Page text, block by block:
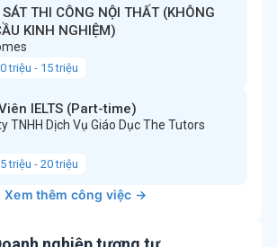
THI CÔNG NỘI THẤT (KHÔNG
KINH NGHIỆM)
triệu - 15 triệu
IELTS (Part-time)
TNHH Dịch Vụ Giáo Dục The Tutors
triệu - 20 triệu
Xem thêm công việc →